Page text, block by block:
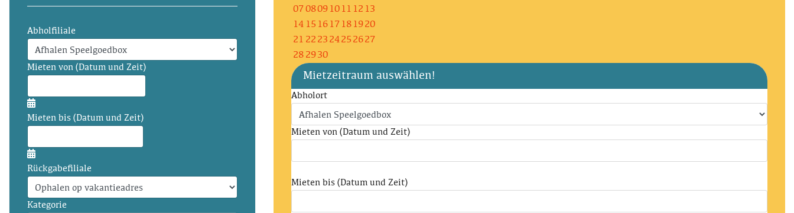
Abholfiliale
Mieten von (Datum und Zeit)
Mieten bis (Datum und Zeit)
Rückgabefiliale
Kategorie
07 0809 10 11 12 13
14 15 16 17 18 1920
21 22 23 2425 2627
28 2930
Mietzeitraum auswählen!
Abholort
Mieten von (Datum und Zeit)
Mieten bis (Datum und Zeit)